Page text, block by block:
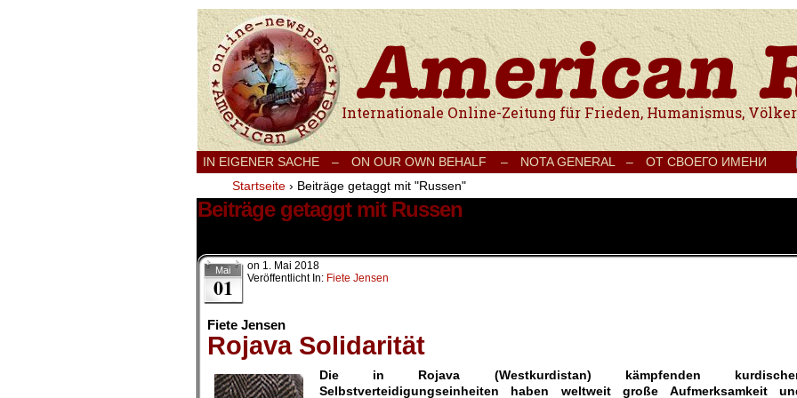
Internationale Onlinezeitung für Frieden, Humanismus, Völkerverständigung und
IN EIGENER SACHE – ON OUR OWN BEHALF – NOTA GENERAL – ОТ СВОЕГО ИМЕНИ
Startseite › Beiträge getaggt mit "Russen"
Beiträge getaggt mit Russen
Mai
01
on 1. Mai 2018
Veröffentlicht In: Fiete Jensen
Fiete Jensen
Rojava Solidarität
Die in Rojava (Westkurdistan) kämpfenden
Selbstverteidigungseinheiten haben weltweit große Aufmerksamkeit